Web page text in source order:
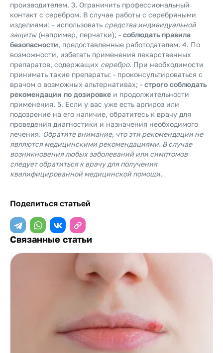
производителем. 3. Ограничить профессиональный
контакт с серебром. В случае работы с серебряными
изделиями: - использовать средства индивидуальной
защиты(например, перчатки); - соблюдать правила
безопасности, предоставленные работодателем. 4. По
возможности, избегать применения лекарственных
препаратов, содержащих серебро. При необходимости
принимать такие препараты: - проконсультироваться с
врачом о возможных альтернативах; - строго соблюдать
рекомендации по дозировке и продолжительности
применения. 5. Если у вас уже есть аргироз или
подозрение на его наличие, обратитесь к врачу для
проведения диагностики и назначения необходимого
лечения. Обратите внимание, что эти рекомендации не
являются медицинскими рекомендациями. В случае
возникновения любых заболеваний или симптомов
следует обратиться к врачу для получения
квалифицированной медицинской помощи.
Поделиться статьей
Связанные статьи